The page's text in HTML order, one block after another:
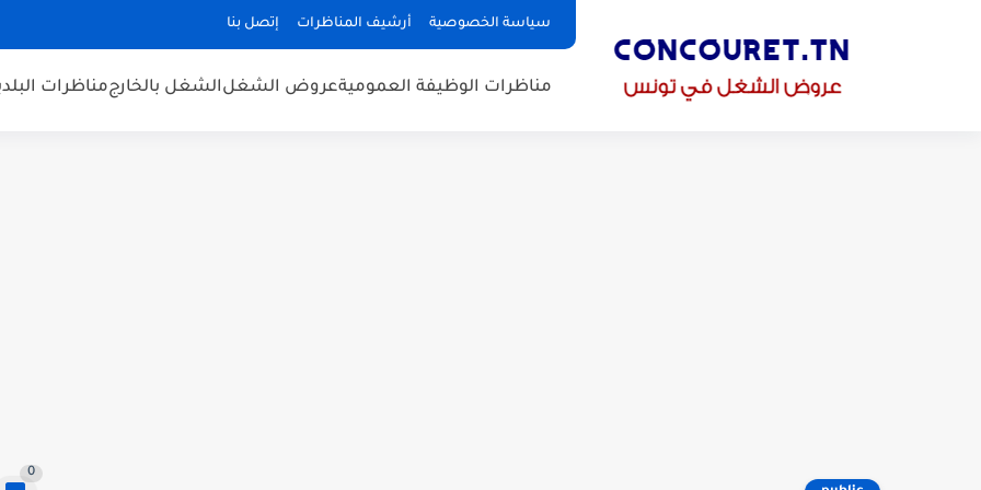
سياسة الخصوصية أرشيف المناظرات إتصل بنا
مناظرات الوظيفة العموميةعروض الشغلالشغل بالخارجمناظرات
0